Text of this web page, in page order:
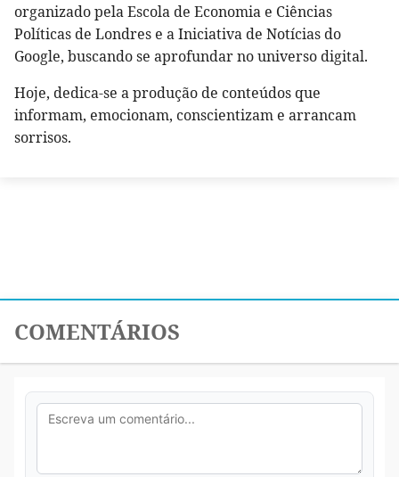
organizado pela Escola de Economia e Ciências
Políticas de Londres e a Iniciativa de Notícias do
Google, buscando se aprofundar no universo digital.
Hoje, dedica-se a produção de conteúdos que
informam, emocionam, conscientizam e arrancam
sorrisos.
COMENTÁRIOS